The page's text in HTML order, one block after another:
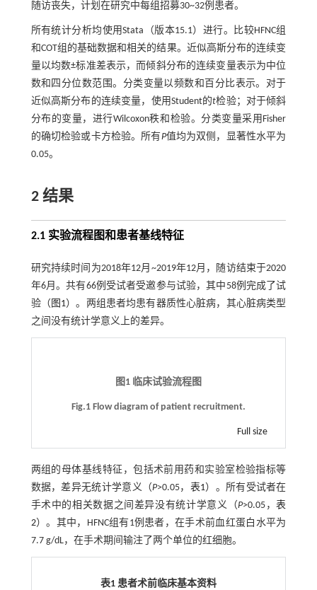
随访丧失，计划在研究中每组招募30~32例患者。
所有统计分析均使用Stata（版本15.1）进行。比较HFNC组
和COT组的基础数据和相关的结果。近似高斯分布的连续变
量以均数±标准差表示，而倾斜分布的连续变量表示为中位
数和四分位数范围。分类变量以频数和百分比表示。对于
近似高斯分布的连续变量，使用Student的t检验；对于倾斜
分布的变量，进行Wilcoxon秩和检验。分类变量采用Fisher
的确切检验或卡方检验。所有 P值均为双侧，显著性水平为
0.05。
2 结果
2.1 实验流程图和患者基线特征
研究持续时间为2018年12月~2019年12月，随访结束于2020
年6月。共有66例受试者受邀参与试验，其中58例完成了试
验（ 图1）。两组患者均患有器质性心脏病，其心脏病类型
之间没有统计学意义上的差异。
图1 临床试验流程图
Fig.1 Flow diagram of patient recruitment.
Full size
两组的母体基线特征，包括术前用药和实验室检验指标等
数据，差异无统计学意义（P>0.05， 表1）。所有受试者在
手术中的相关数据之间差异没有统计学意义（P>0.05，表
2）。其中，HFNC组有1例患者，在手术前血红蛋白水平为
7.7 g/dL，在手术期间输注了两个单位的红细胞。
表1 患者术前临床基本资料